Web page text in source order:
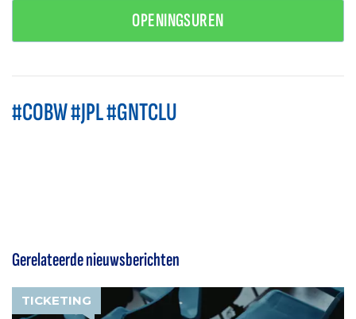
OPENINGSUREN
#COBW #JPL #GNTCLU
Gerelateerde nieuwsberichten
TICKETING